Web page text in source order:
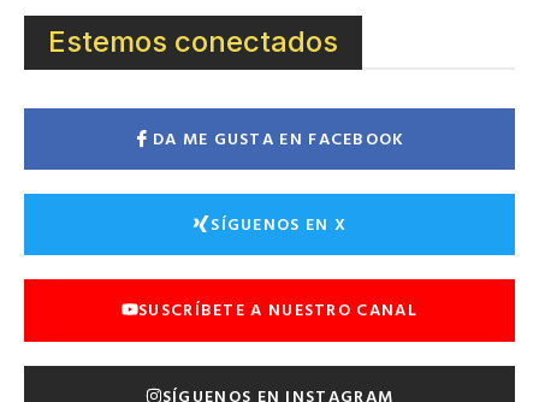
Estemos conectados
DA ME GUSTA EN FACEBOOK
SÍGUENOS EN X
SUSCRÍBETE A NUESTRO CANAL
SÍGUENOS EN INSTAGRAM